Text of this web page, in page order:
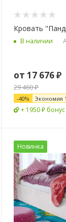
Кровать
В наличии
от17 676 ₽
29 460 ₽
-40% Экономия
+ 1950 ₽ бонус
Новинка